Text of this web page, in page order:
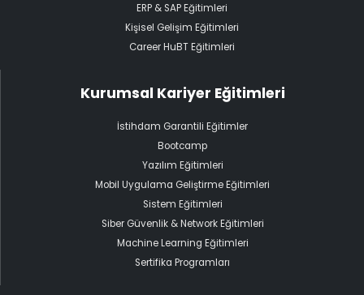
ERP & SAP Eğitimleri
Kişisel Gelişim Eğitimleri
Career HuBT Eğitimleri
Kurumsal Kariyer Eğitimleri
İstihdam Garantili Eğitimler
Bootcamp
Yazılım Eğitimleri
Mobil Uygulama Geliştirme Eğitimleri
Sistem Eğitimleri
Siber Güvenlik & Network Eğitimleri
Machine Learning Eğitimleri
Sertifika Programları